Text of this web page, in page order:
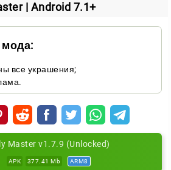
| Android 7.1+
все украшения;
Master v1.7.9 (Unlocked)
APK 377.41 Mb ARM8